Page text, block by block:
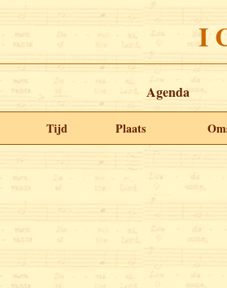
I
Agenda
Tijd Plaats